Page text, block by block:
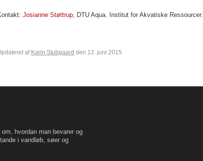
Josianne Støttrup, DTU Aqua. Institut for Akvatiske Ressourcer.
af Karin Stubgaard den 12. juni 2015
hvordan man bevarer og
i vandløb, søer og